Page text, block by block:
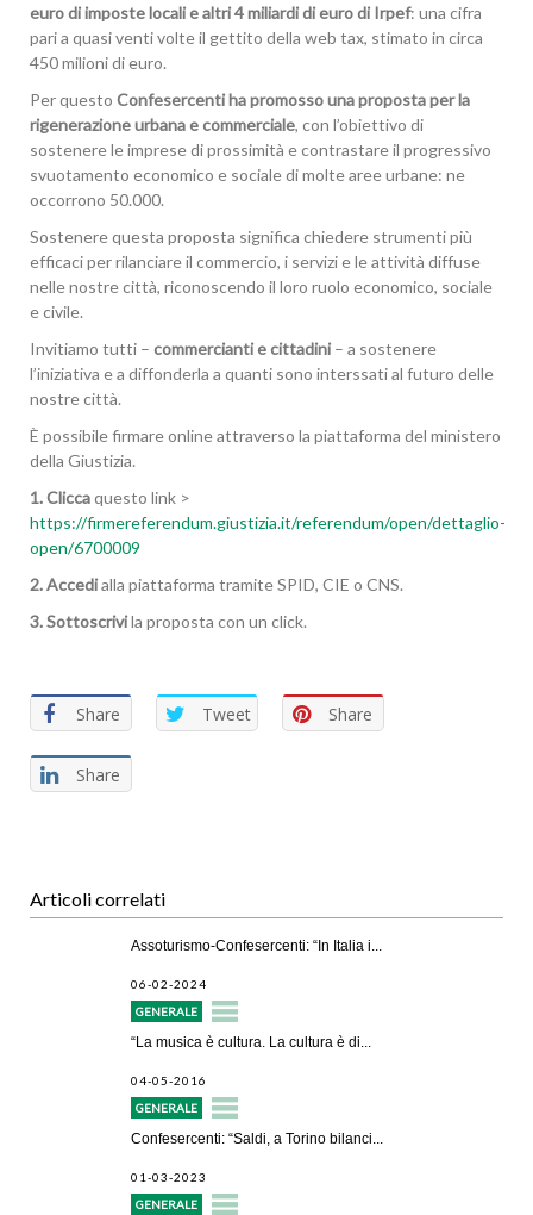
euro di imposte locali e altri 4 miliardi di euro di Irpef: una cifra
pari a quasi venti volte il gettito della web tax, stimato in circa
450 milioni di euro.
Per questo Confesercenti ha promosso una proposta per la
rigenerazione urbana e commerciale, con l’obiettivo di
sostenere le imprese di prossimità e contrastare il progressivo
svuotamento economico e sociale di molte aree urbane: ne
occorrono 50.000.
Sostenere questa proposta significa chiedere strumenti più
efficaci per rilanciare il commercio, i servizi e le attività diffuse
nelle nostre città, riconoscendo il loro ruolo economico, sociale
e civile.
Invitiamo tutti – commercianti e cittadini– a sostenere
l’iniziativa e a diffonderla a quanti sono interssati al futuro delle
nostre città.
È possibile firmare online attraverso la piattaforma del ministero
della Giustizia.
1. Cliccaquesto link >
https://firmereferendum.giustizia.it/referendum/open/dettaglio-
open/6700009
2. Accedialla piattaforma tramite SPID, CIE o CNS.
3. Sottoscrivila proposta con un click.
Share Tweet Share
Share
Articoli correlati
Assoturismo-Confesercenti: “In Italia i...
06-02-2024
GENERALE
“La musica è cultura. La cultura è di...
04-05-2016
GENERALE
Confesercenti: “Saldi, a Torino bilanci...
01-03-2023
GENERALE